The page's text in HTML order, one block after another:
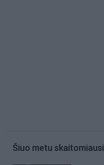
Šiuo metu skaitomiausi